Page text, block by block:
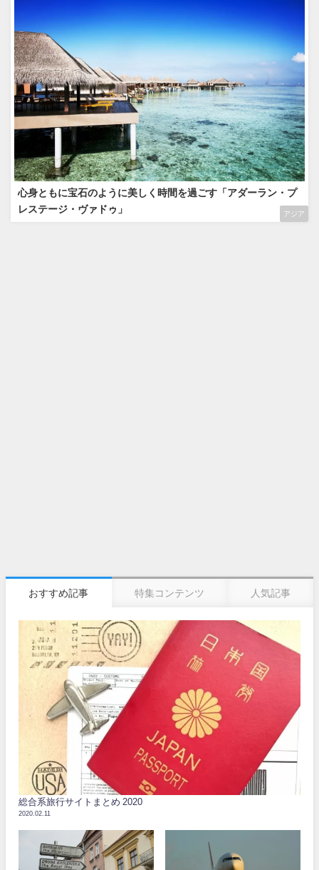
アジア
心身ともに宝石のように美しく時間を過ごす「アダーラン・プ
レステージ・ヴァドゥ」
おすすめ記事 特集コンテンツ 人気記事
総合系旅行サイトまとめ 2020
2020.02.11